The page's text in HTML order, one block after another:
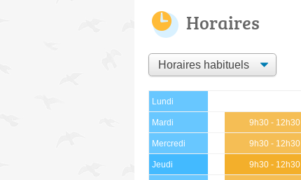
Horaires
Lundi
Mardi 9h30 - 12h30
Mercredi 9h30 - 12h30
Jeudi 9h30 - 12h30